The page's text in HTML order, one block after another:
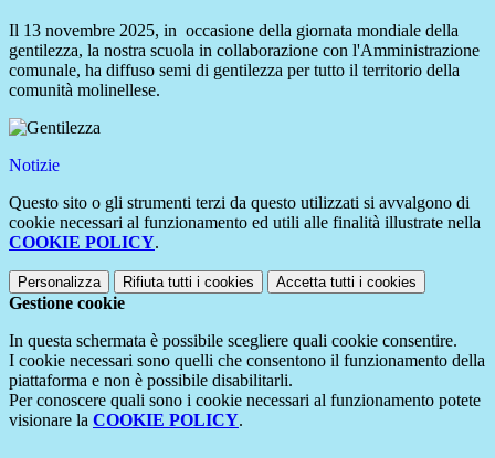
Il 13 novembre 2025, in occasione della giornata mondiale della
gentilezza, la nostra scuola in collaborazione con l'Amministrazione
comunale, ha diffuso semi di gentilezza per tutto il territorio della
comunità molinellese.
Notizie
Questo sito o gli strumenti terzi da questo utilizzati si avvalgono di
cookie necessari al funzionamento ed utili alle finalità illustrate nella
COOKIE POLICY.
Personalizza Rifiuta tutti i cookies Accetta tutti i cookies
Gestione cookie
In questa schermata è possibile scegliere quali cookie consentire.
I cookie necessari sono quelli che consentono il funzionamento della
piattaforma e non è possibile disabilitarli.
Per conoscere quali sono i cookie necessari al funzionamento potete
visionare la COOKIE POLICY.